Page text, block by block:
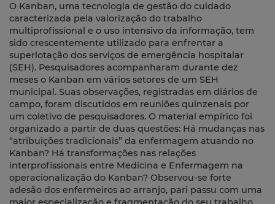
O Kanban, uma tecnologia de gestão do cuidado
caracterizada pela valorização do trabalho
multiprofissional e o uso intensivo da informação, tem
sido crescentemente utilizado para enfrentar a
superlotação dos serviços de emergência hospitalar
(SEH). Pesquisadores acompanharam durante dez
meses o Kanban em vários setores de um SEH
municipal. Suas observações, registradas em diários de
campo, foram discutidos em reuniões quinzenais por
um coletivo de pesquisadores. O material empírico foi
organizado a partir de duas questões: Há mudanças nas
“atribuições tradicionais” da enfermagem atuando no
Kanban? Há transformações nas relações
interprofissionais entre Medicina e Enfermagem na
operacionalização do Kanban? Observou-se forte
adesão dos enfermeiros ao arranjo, pari passu com uma